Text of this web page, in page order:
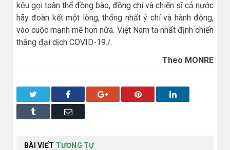
kêu gọi toàn thể đồng bào, đồng chí và chiến sĩ cả nước
hãy đoàn kết một lòng, thống nhất ý chí và hành động,
vào cuộc mạnh mẽ hơn nữa. Việt Nam ta nhất định chiến
thắng đại dịch COVID-19./.
Theo MONRE
Facebook Google+ Pinterest LinkedIn
Tumblr Email
BÀI VIẾT TƯƠNG TỰ